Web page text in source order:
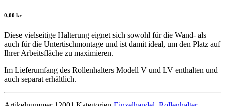
0,00 kr
Diese vielseitige Halterung eignet sich sowohl für die Wand- als
auch für die Untertischmontage und ist damit ideal, um den Platz auf
Ihrer Arbeitsfläche zu maximieren.
Im Lieferumfang des Rollenhalters Modell V und LV enthalten und
auch separat erhältlich.